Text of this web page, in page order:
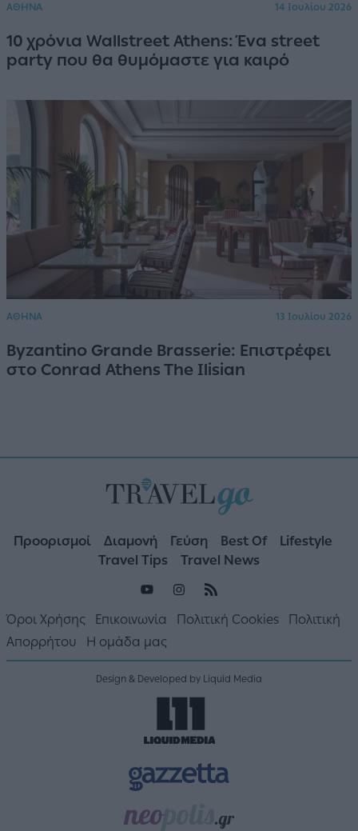
ΑΘΗΝΑ 14 Ιουλίου 2026
10 χρόνια Wallstreet Athens: Ένα street
party που θα θυμόμαστε για καιρό
ΑΘΗΝΑ 13 Ιουλίου 2026
Byzantino Grande Brasserie: Επιστρέφει
στο Conrad Athens The Ilisian
Προορισμοί Διαμονή Γεύση Best Of
Lifestyle
Travel Tips
Travel News
Όροι Χρήσης Επικοινωνία Πολιτική Cookies
Πολιτική
Απορρήτου
Η ομάδα μας
Design & Developed by Liquid Media